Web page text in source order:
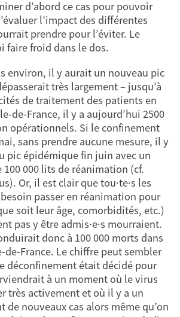
d’abord ce cas pour pouvoir
l’impact des différentes
prendre pour l’éviter. Le
faire froid dans le dos.
environ, il y aurait un nouveau pic
très largement – jusqu’à
de traitement des patients en
de-France, il y a aujourd’hui 2500
opérationnels. Si le confinement
sans prendre aucune mesure, il y
pic épidémique fin juin avec un
100 000 lits de réanimation (cf.
Or, il est clair que tou·te·s les
besoin passer en réanimation pour
soit leur âge, comorbidités, etc.)
pas y être admis·e·s mourraient.
donc à 100 000 morts dans
de-France. Le chiffre peut sembler
déconfinement était décidé pour
à un moment où le virus
très activement et où il y a un
nouveaux cas alors même qu’on